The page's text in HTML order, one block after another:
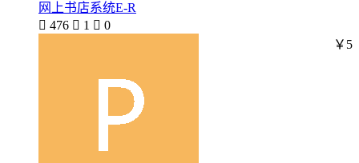
网上书店系统E-R
 476  1  0
￥5